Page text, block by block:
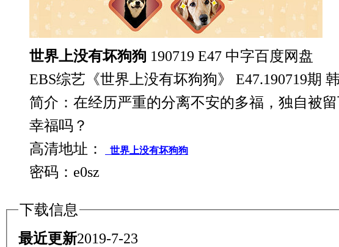
世界上没有坏狗狗 190719 E47 中字百度网盘
EBS综艺《世界上没有坏狗狗》 E47.190719期
简介：在经历严重的分离不安的多福，独自被
幸福吗？
高清地址：
世界上没有坏狗狗
密码：e0sz
下载信息
最近更新2019-7-23